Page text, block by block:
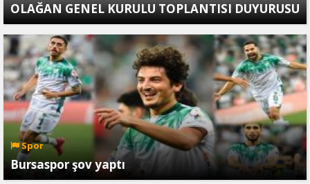
OLAĞAN GENEL KURULU TOPLANTISI DUYURUSU
Spor
Bursaspor şov yaptı